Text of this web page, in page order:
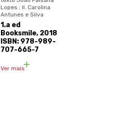
Lopes ; il. Carolina
Antunes e Silva
1.a ed
Booksmile, 2018
ISBN: 978-989-
707-665-7
Ver mais